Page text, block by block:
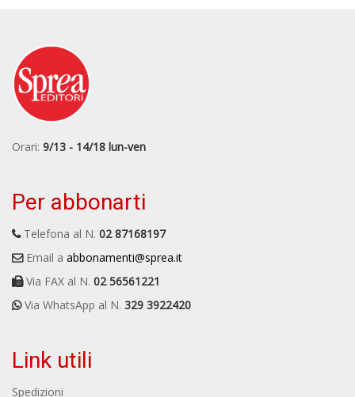
Orari: 9/13 - 14/18 lun-ven
Per abbonarti
Telefona al N. 02 87168197
Email a abbonamenti@sprea.it
Via FAX al N. 02 56561221
Via WhatsApp al N. 329 3922420
Link utili
Spedizioni